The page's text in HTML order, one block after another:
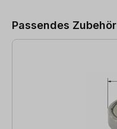
Passendes Zubehör